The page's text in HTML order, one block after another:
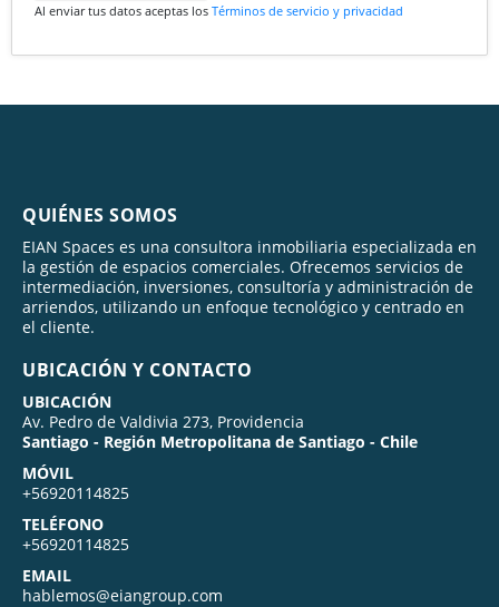
Al enviar tus datos aceptas los Términos de servicio y privacidad
QUIÉNES SOMOS
EIAN Spaces es una consultora inmobiliaria especializada en
la gestión de espacios comerciales. Ofrecemos servicios de
intermediación, inversiones, consultoría y administración de
arriendos, utilizando un enfoque tecnológico y centrado en
el cliente.
UBICACIÓN Y CONTACTO
UBICACIÓN
Av. Pedro de Valdivia 273, Providencia
Santiago - Región Metropolitana de Santiago - Chile
MÓVIL
+56920114825
TELÉFONO
+56920114825
EMAIL
hablemos@eiangroup.com